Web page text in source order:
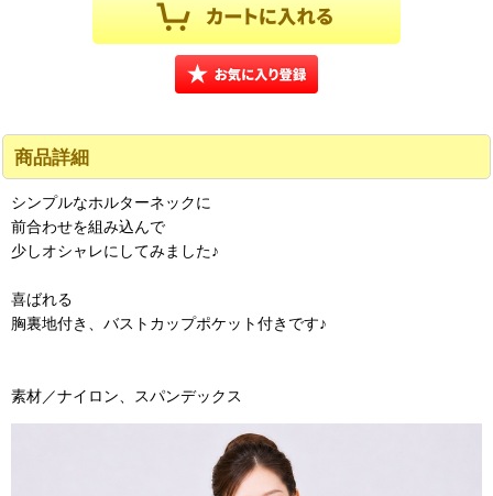
商品詳細
シンプルなホルターネックに
前合わせを組み込んで
少しオシャレにしてみました♪
喜ばれる
胸裏地付き、バストカップポケット付きです♪
素材／ナイロン、スパンデックス